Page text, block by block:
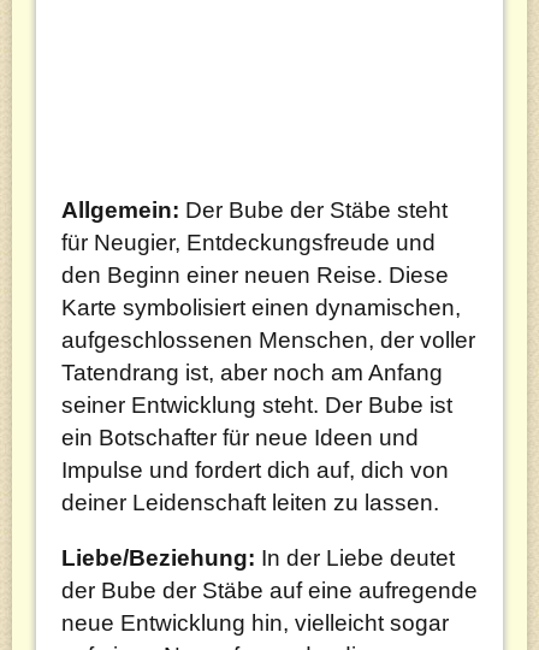
Allgemein: Der Bube der Stäbe steht
für Neugier, Entdeckungsfreude und
den Beginn einer neuen Reise. Diese
Karte symbolisiert einen dynamischen,
aufgeschlossenen Menschen, der voller
Tatendrang ist, aber noch am Anfang
seiner Entwicklung steht. Der Bube ist
ein Botschafter für neue Ideen und
Impulse und fordert dich auf, dich von
deiner Leidenschaft leiten zu lassen.
Liebe/Beziehung: In der Liebe deutet
der Bube der Stäbe auf eine aufregende
neue Entwicklung hin, vielleicht sogar